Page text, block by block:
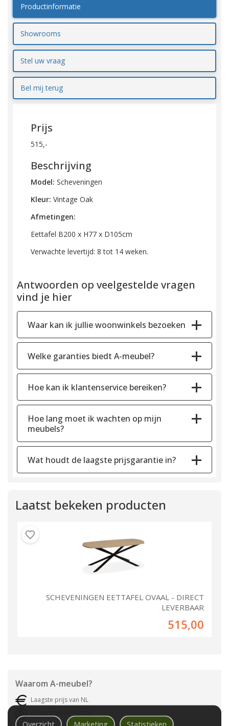
Productinformatie
Showrooms
Stel uw vraag
Bel mij terug
Prijs
515,-
Beschrijving
Model: Scheveningen
Kleur: Vintage Oak
Afmetingen:
Eettafel B200 x H77 x D105cm
Verwachte levertijd: 8 tot 14 weken.
Antwoorden op veelgestelde vragen
vind je hier
Waar kan ik jullie woonwinkels bezoeken
Welke garanties biedt A-meubel?
Hoe kan ik klantenservice bereiken?
Hoe lang moet ik wachten op mijn
meubels?
Wat houdt de laagste prijsgarantie in?
Laatst bekeken producten
SCHEVENINGEN EETTAFEL OVAAL - DIRECT
LEVERBAAR
515,00
Waarom A-meubel?
Laagste prijs van NL
Overzicht Marketing Statistieken